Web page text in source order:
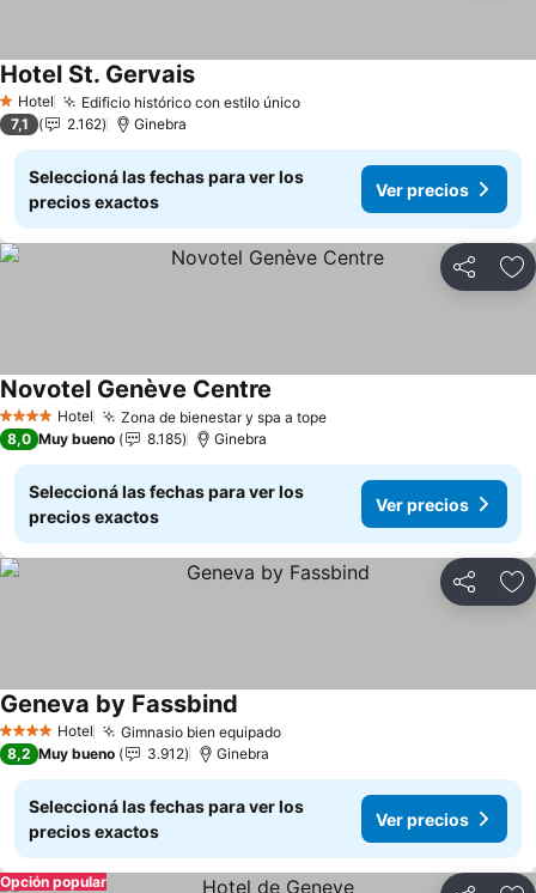
1 Estrellas
Hotel Edificio histórico con estilo único
Hotel St. Gervais
7,1 2.162 Ginebra
Seleccioná las fechas para ver los
precios exactos
Ver precios
Compartir
4 EstrellasHotel Zona de bienestar y spa a tope
Novotel Genève Centre
8,0 Muy bueno 8.185 Ginebra
Seleccioná las fechas para ver los
precios exactos
Ver precios
Compartir
4 EstrellasHotel Gimnasio bien equipado
Geneva by Fassbind
8,2 Muy bueno 3.912 Ginebra
Seleccioná las fechas para ver los
precios exactos
Ver precios
Opción popular